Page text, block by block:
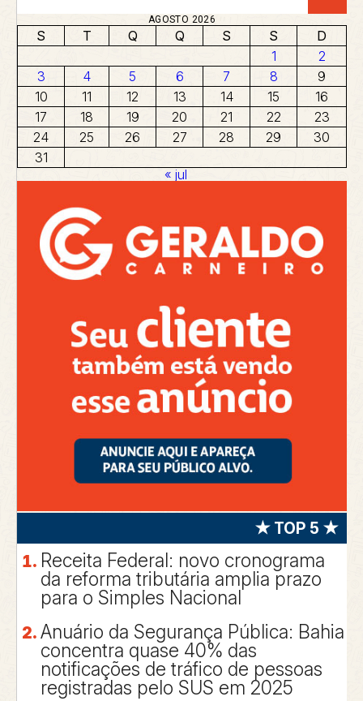
AGOSTO 2026
S T Q Q S S
D
1
2
3
4 5 6 7 8
9
10
11 12 13 14 15
16
17
18 19 20 21 22
23
24
25 26 27 28 29
30
31
« jul
★ TOP 5 ★
Receita Federal: novo cronograma
da reforma tributária amplia prazo
para o Simples Nacional
Anuário da Segurança Pública: Bahia
concentra quase 40% das
notificações de tráfico de pessoas
registradas pelo SUS em 2025